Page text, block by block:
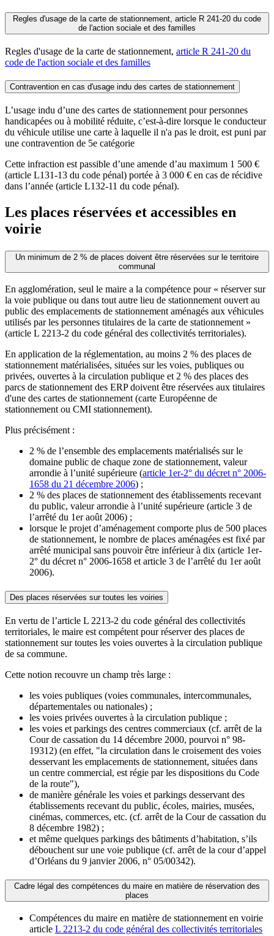
Regles d'usage de la carte de stationnement, article R 241-20 du code
de l'action sociale et des familles
Regles d'usage de la carte de stationnement, article R 241-20 du
code de l'action sociale et des familles
Contravention en cas d'usage indu des cartes de stationnement
L’usage indu d’une des cartes de stationnement pour personnes
handicapées ou à mobilité réduite, c’est-à-dire lorsque le conducteur
du véhicule utilise une carte à laquelle il n'a pas le droit, est puni par
une contravention de 5e catégorie
Cette infraction est passible d’une amende d’au maximum 1 500 €
(article L131-13 du code pénal) portée à 3 000 € en cas de récidive
dans l’année (article L132-11 du code pénal).
Les places réservées et accessibles en
voirie
Un minimum de 2 % de places doivent être réservées sur le territoire
communal
En agglomération, seul le maire a la compétence pour « réserver sur
la voie publique ou dans tout autre lieu de stationnement ouvert au
public des emplacements de stationnement aménagés aux véhicules
utilisés par les personnes titulaires de la carte de stationnement »
(article L 2213-2 du code général des collectivités territoriales).
En application de la réglementation, au moins 2 % des places de
stationnement matérialisées, situées sur les voies, publiques ou
privées, ouvertes à la circulation publique et 2 % des places des
parcs de stationnement des ERP doivent être réservées aux titulaires
d'une des cartes de stationnement (carte Européenne de
stationnement ou CMI stationnement).
Plus précisément :
2 % de l’ensemble des emplacements matérialisés sur le
domaine public de chaque zone de stationnement, valeur
arrondie à l’unité supérieure (article 1er-2° du décret n° 2006-
1658 du 21 décembre 2006) ;
2 % des places de stationnement des établissements recevant
du public, valeur arrondie à l’unité supérieure (article 3 de
l’arrêté du 1er août 2006) ;
lorsque le projet d’aménagement comporte plus de 500 places
de stationnement, le nombre de places aménagées est fixé par
arrêté municipal sans pouvoir être inférieur à dix (article 1er-
2° du décretn° 2006-1658 et article 3 de l’arrêté du 1er août
2006).
Des places réservées sur toutes les voiries
En vertu de l’article L 2213-2 du code général des collectivités
territoriales, le maire est compétent pour réserver des places de
stationnement sur toutes les voies ouvertes à la circulation publique
de sa commune.
Cette notion recouvre un champ très large :
les voies publiques (voies communales, intercommunales,
départementales ou nationales) ;
les voies privées ouvertes à la circulation publique ;
les voies et parkings des centres commerciaux (cf. arrêt de la
Cour de cassation du 14 décembre 2000, pourvoi n° 98-
19312) (en effet, "la circulation dans le croisement des voies
desservant les emplacements de stationnement, situées dans
un centre commercial, est régie par les dispositions du Code
de la route"),
de manière générale les voies et parkings desservant des
établissements recevant du public, écoles, mairies, musées,
cinémas, commerces, etc. (cf. arrêt de la Cour de cassation du
8 décembre 1982) ;
et même quelques parkings des bâtiments d’habitation, s’ils
débouchent sur une voie publique (cf. arrêt de la cour d’appel
d’Orléans du 9 janvier 2006, n° 05/00342).
Cadre légal des compétences du maire en matière de réservation des
places
Compétences du maire en matière de stationnement en voirie
article L 2213-2 du code général des collectivités territoriales